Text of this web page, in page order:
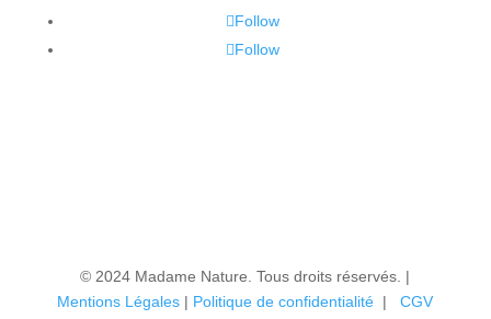
Follow
Follow
© 2024 Madame Nature. Tous droits réservés. |
Mentions Légales | Politique de confidentialité |CGV